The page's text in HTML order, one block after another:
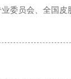
委员会、全国皮